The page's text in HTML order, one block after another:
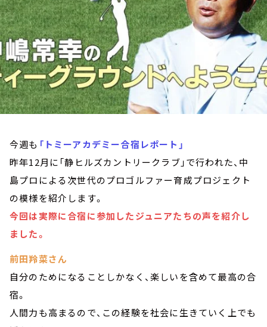
今週も 「トミーアカデミー合宿レポート」
昨年12月に「静ヒルズカントリークラブ」で行われた、中
島プロによる次世代のプロゴルファー育成プロジェクト
の模様を紹介します。
今回は実際に合宿に参加したジュニアたちの声を紹介し
ました。
前田羚菜さん
自分のためになることしかなく、楽しいを含めて最高の合
宿。
人間力も高まるので、この経験を社会に生きていく上でも